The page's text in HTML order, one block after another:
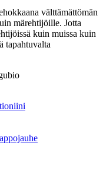
välttämättömän
märehtijöille. Jotta
kuin muissa kuin
tapahtuvalta